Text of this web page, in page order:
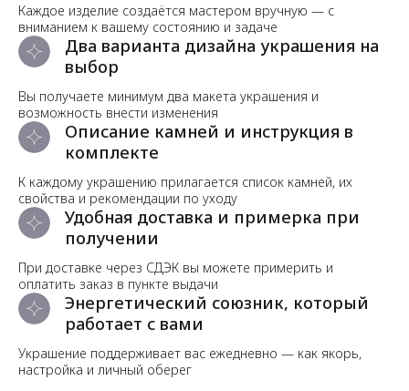
Каждое изделие создаётся мастером вручную — с
вниманием к вашему состоянию и задаче
Два варианта дизайна украшения на
выбор
Вы получаете минимум два макета украшения и
возможность внести изменения
Описание камней и инструкция в
комплекте
К каждому украшению прилагается список камней, их
свойства и рекомендации по уходу
Удобная доставка и примерка при
получении
При доставке через СДЭК вы можете примерить и
оплатить заказ в пункте выдачи
Энергетический союзник, который
работает с вами
Украшение поддерживает вас ежедневно — как якорь,
настройка и личный оберег